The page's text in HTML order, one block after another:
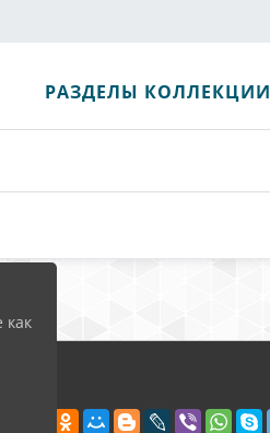
РАЗДЕЛЫ КОЛЛЕКЦИИ
как